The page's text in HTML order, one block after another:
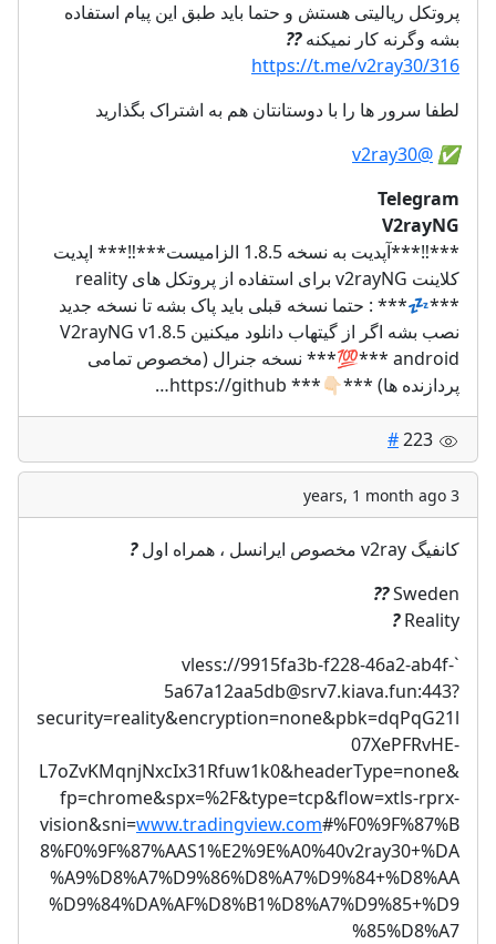
پروتکل ریالیتی هستش و حتما باید طبق این پیام استفاده
بشه وگرنه کار نمیکنه??
https://t.me/v2ray30/316
لطفا سرور ها را با دوستانتان هم به اشتراک بگذارید
✅️
@v2ray30
Telegram
V2rayNG
***‼️***آپدیت به نسخه 1.8.5 الزامیست***‼️*** اپدیت
کلاینت v2rayNG برای استفاده از پروتکل های reality
***💤*** : حتما نسخه قبلی باید پاک بشه تا نسخه جدید
نصب بشه اگر از گیتهاب دانلود میکنین V2rayNG v1.8.5
android ***💯*** نسخه جنرال (مخصوص تمامی
پردازنده ها) ***👇🏻*** https://github…
#
3 years, 1 month ago
کانفیگ v2ray مخصوص ایرانسل ، همراه اول
?
Sweden
??
Reality
?
`vless://
9915fa3b-f228-46a2-ab4f-
5a67a12aa5db@srv7.kiava.fun:443?
security=reality&encryption=none&pbk=dqPqG21l
07XePFRvHE-
L7oZvKMqnjNxcIx31Rfuw1k0&headerType=none&
fp=chrome&spx=%2F&type=tcp&flow=xtls-rprx-
vision&sni=www.tradingview.com#%F0%9F%87%B
8%F0%9F%87%AAS1%E2%9E%A0%40v2ray30+%DA
%A9%D8%A7%D9%86%D8%A7%D9%84+%D8%AA
%D9%84%DA%AF%D8%B1%D8%A7%D9%85+%D9
%85%D8%A7